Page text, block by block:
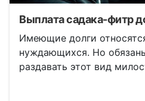
Выплата садака-фитр
Имеющие долги
нуждающихся. Но
раздавать этот вид